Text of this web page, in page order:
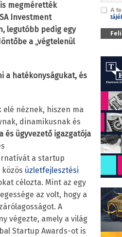
megmérették
Investment
legutóbb pedig egy
a „végtelenül
a hatékonyságukat, és
néznek, hiszen ma
dinamikusnak és
ügyvezető igazgatója
a startup
üzletfejlesztési
célozta. Mint az egy
az volt, hogy a
A
végezte, amely a világ
Startup Awards-ot is
A